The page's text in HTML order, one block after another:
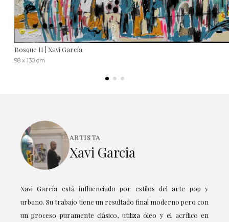
Bosque II | Xavi García
98 x 130 cm
ARTISTA
Xavi Garcia
Xavi García está influenciado por estilos del arte pop y
urbano. Su trabajo tiene un resultado final moderno pero con
un proceso puramente clásico, utiliza óleo y el acrílico en